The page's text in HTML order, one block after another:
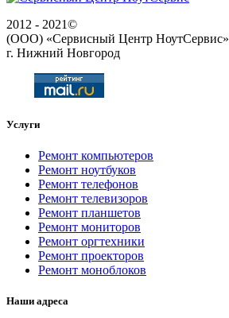
2012 - 2021©
(ООО) «Сервисный Центр НоутСервис»
г. Нижний Новгород
Услуги
Ремонт компьютеров
Ремонт ноутбуков
Ремонт телефонов
Ремонт телевизоров
Ремонт планшетов
Ремонт мониторов
Ремонт оргтехники
Ремонт проекторов
Ремонт моноблоков
Наши адреса